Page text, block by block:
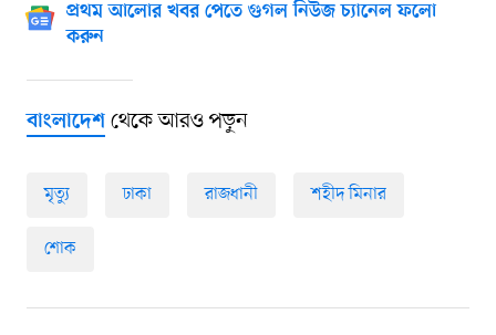
প্রথম আলোর খবর পেতে গুগল নিউজ চ্যানেল ফলো
করুন
বাংলাদেশথেকে আরও পড়ুন
মৃত্যু ঢাকা রাজধানী শহীদ মিনার
শোক